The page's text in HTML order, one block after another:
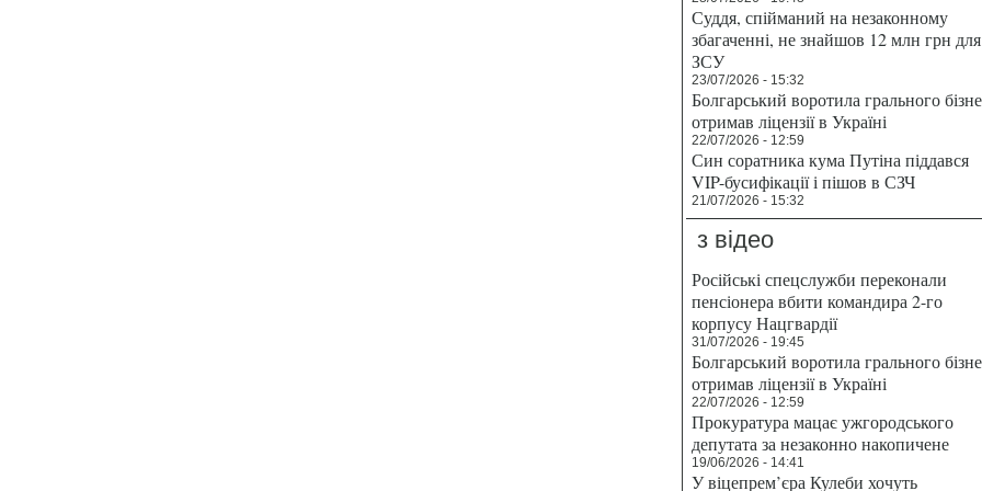
Суддя, спійманий на незаконному
збагаченні, не знайшов 12 млн грн для
ЗСУ
23/07/2026 - 15:32
Болгарський воротила грального
отримав ліцензії в Україні
22/07/2026 - 12:59
Син соратника кума Путіна піддався
VIP-бусифікації і пішов в СЗЧ
21/07/2026 - 15:32
з відео
Російські спецслужби переконали
пенсіонера вбити командира 2-го
корпусу Нацгвардії
31/07/2026 - 19:45
Болгарський воротила грального
отримав ліцензії в Україні
22/07/2026 - 12:59
Прокуратура мацає ужгородського
депутата за незаконно накопичене
19/06/2026 - 14:41
У віцепрем’єра Кулеби хочуть